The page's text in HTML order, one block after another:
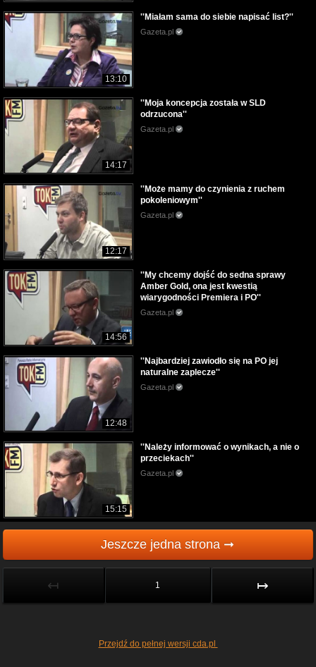
13:10
''Miałam sama do siebie napisać list?''
Gazeta.pl
14:17
''Moja koncepcja została w SLD
odrzucona''
Gazeta.pl
12:17
''Może mamy do czynienia z ruchem
pokoleniowym''
Gazeta.pl
14:56
''My chcemy dojść do sedna sprawy
Amber Gold, ona jest kwestią
wiarygodności Premiera i PO''
Gazeta.pl
12:48
''Najbardziej zawiodło się na PO jej
naturalne zaplecze''
Gazeta.pl
15:15
''Należy informować o wynikach, a nie o
przeciekach''
Gazeta.pl
Jeszcze jedna strona ➞
↤ 1 ↦
Przejdź do pełnej wersji cda.pl